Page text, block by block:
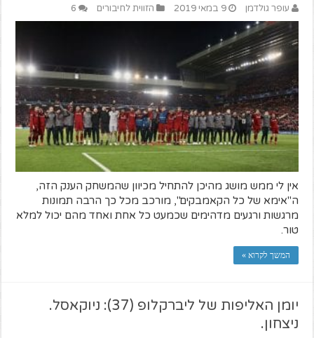
עופר גולדמן 9 במאי 2019 הזווית לחיבורים 6
אין לי ממש מושג מהיכן להתחיל מכיוון שהמשחק הענק הזה,
ה"אימא של כל הקאמבקים", מורכב מכל כך הרבה תמונות
מרגשות ורגעים מדהימים שכמעט כל אחת ואחד מהם יכול למלא
טור.
המשך לקרוא »
יומן האליפות של ליברקלופ (37): ניוקאסל.
ניצחון.